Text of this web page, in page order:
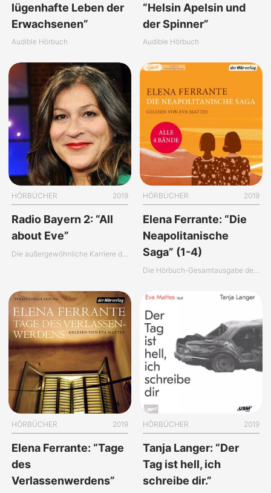
lügenhafte Leben der
Erwachsenen”
Audible Hörbuch
“Helsin Apelsin und
der Spinner”
Audible Hörbuch
HÖRBÜCHER 2019
Radio Bayern 2: “All
about Eve”
HÖRBÜCHER 2019
Elena Ferrante: “Die
Neapolitanische
Saga” (1-4)
HÖRBÜCHER 2019
Elena Ferrante: “Tage
des
Verlassenwerdens”
HÖRBÜCHER 2019
Tanja Langer: “Der
Tag ist hell, ich
schreibe dir.”